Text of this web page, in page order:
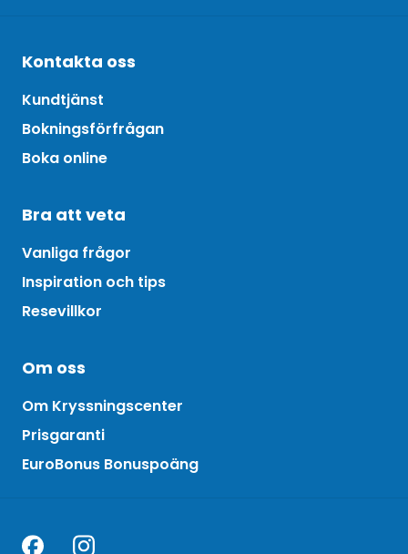
Kontakta oss
Kundtjänst
Bokningsförfrågan
Boka online
Bra att veta
Vanliga frågor
Inspiration och tips
Resevillkor
Om oss
Om Kryssningscenter
Prisgaranti
EuroBonus Bonuspoäng